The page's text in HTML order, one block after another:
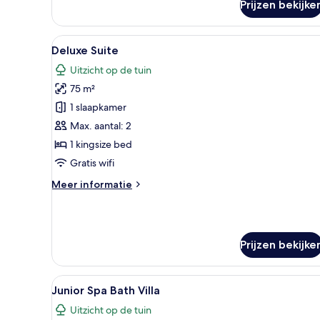
Double
or
Twin
Room
Prijzen
Alle
foto's
voor
Deluxe
Suite
laden
Een moderne hotelkamer
6
Deluxe Suite
Uitzicht op de tuin
75 m²
1 slaapkamer
Max. aantal: 2
1 kingsize bed
Gratis wifi
Meer informatie
Meer
Prijzen
Alle
foto's
voor
Een moderne hotelkamer
5
Junior Spa Bath Villa
Uitzicht op de tuin